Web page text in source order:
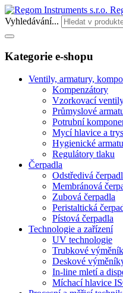
Vyhledávání...
Kategorie e-shopu
Ventily, armatury,
Kompenzátory
Vzorkovací
Průmyslové
Potrubní
Mycí hlavice a
Hygienické
Regulátory tlaku
Čerpadla
Odstředivá
Membránová
Zubová čerpadla
Peristaltická
Pístová čerpadla
Technologie a zařízení
UV technologie
Trubkové
Deskové
In-line mletí a
Míchací hlavice